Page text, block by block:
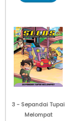
3 - Sepandai Tupai
Melompat